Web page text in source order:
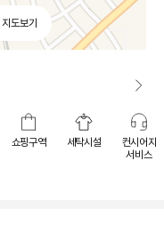
지도보기
쇼핑구역 세탁시설
컨시어지
서비스